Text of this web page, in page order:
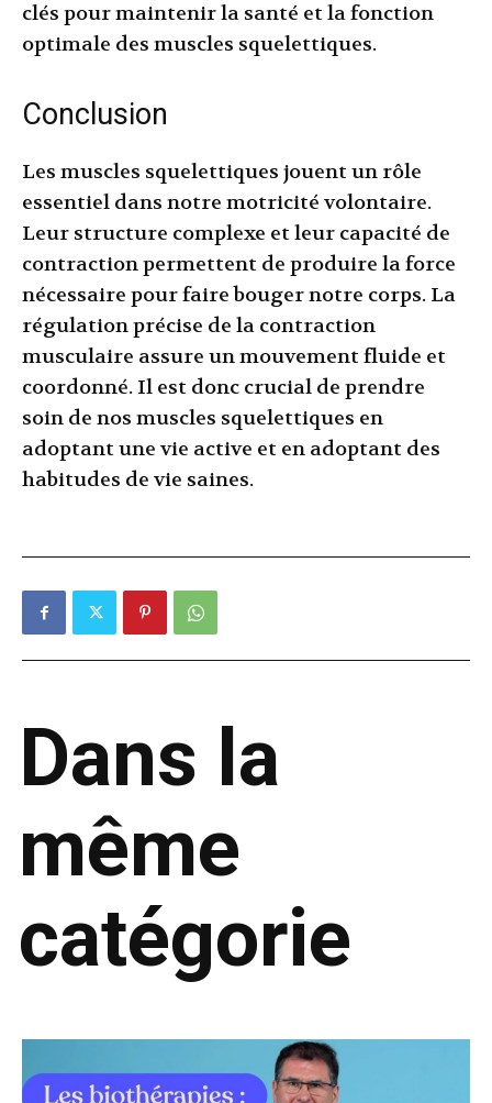
clés pour maintenir la santé et la fonction
optimale des muscles squelettiques.
Conclusion
Les muscles squelettiques jouent un rôle
essentiel dans notre motricité volontaire.
Leur structure complexe et leur capacité de
contraction permettent de produire la force
nécessaire pour faire bouger notre corps. La
régulation précise de la contraction
musculaire assure un mouvement fluide et
coordonné. Il est donc crucial de prendre
soin de nos muscles squelettiques en
adoptant une vie active et en adoptant des
habitudes de vie saines.
Dans la
même
catégorie